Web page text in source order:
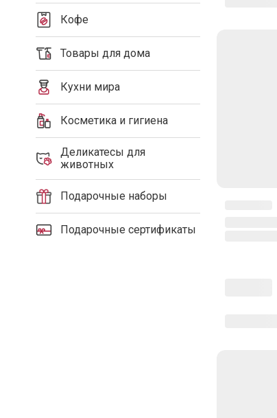
Кофе
Товары для дома
Кухни мира
Косметика и гигиена
Деликатесы для
животных
Подарочные наборы
Подарочные сертификаты